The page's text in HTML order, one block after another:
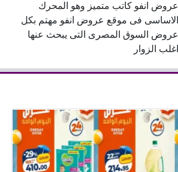
عروض انفو كاتب متميز وهو المحرك
الاساسى فى موقع عروض انفو مهتم بكل
عروض السوق المصرى التى يبحث عنها
اغلب الزوار